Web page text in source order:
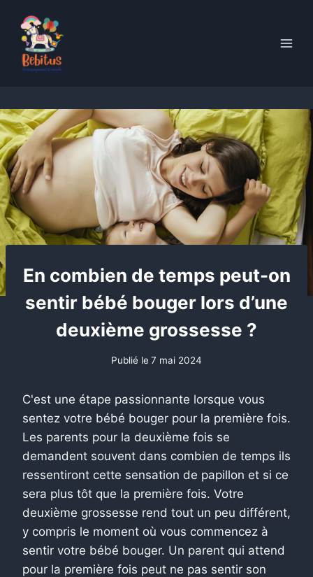
content
En combien de temps peut-on
sentir bébé bouger lors d’une
deuxième grossesse ?
Publié le7 mai 2024
C'est une étape passionnante lorsque vous
sentez votre bébé bouger pour la première fois.
Les parents pour la deuxième fois se
demandent souvent dans combien de temps ils
ressentiront cette sensation de papillon et si ce
sera plus tôt que la première fois. Votre
deuxième grossesse rend tout un peu différent,
y compris le moment où vous commencez à
sentir votre bébé bouger. Un parent qui attend
pour la première fois peut ne pas sentir son